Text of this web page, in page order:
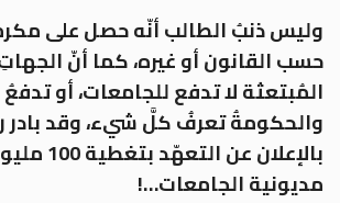
وليس ذنبُ الطالب أنّه حصل على
حسب القانون أو غيره، كما أنّ
المُبتعثة لا تدفع للجامعات، أو
والحكومةُ تعرفُ كلَّ شيء، وقد بادر
بالإعلان عن
مديونية الجامعات…!